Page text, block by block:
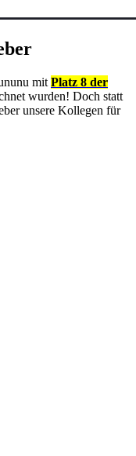
mit Platz 8 der
wurden! Doch statt
unsere Kollegen für